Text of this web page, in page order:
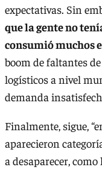
expectativas. Sin
que la gente no
consumió muchos
boom de faltantes
logísticos a nivel
demanda
Finalmente, sigue,
aparecieron
a desaparecer,